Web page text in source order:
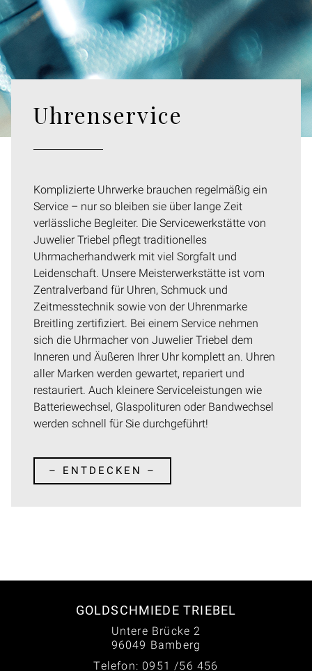
Uhrenservice
Komplizierte Uhrwerke brauchen regelmäßig ein
Service – nur so bleiben sie über lange Zeit
verlässliche Begleiter. Die Servicewerkstätte von
Juwelier Triebel pflegt traditionelles
Uhrmacherhandwerk mit viel Sorgfalt und
Leidenschaft. Unsere Meisterwerkstätte ist vom
Zentralverband für Uhren, Schmuck und
Zeitmesstechnik sowie von der Uhrenmarke
Breitling zertifiziert. Bei einem Service nehmen
sich die Uhrmacher von Juwelier Triebel dem
Inneren und Äußeren Ihrer Uhr komplett an. Uhren
aller Marken werden gewartet, repariert und
restauriert. Auch kleinere Serviceleistungen wie
Batteriewechsel, Glaspolituren oder Bandwechsel
werden schnell für Sie durchgeführt!
– ENTDECKEN –
GOLDSCHMIEDE TRIEBEL
Untere Brücke 2
96049 Bamberg
Telefon: 0951 /56 456